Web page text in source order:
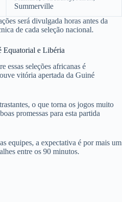
Summerville
será divulgada horas antes da
de cada seleção nacional.
Equatorial e Libéria
essas seleções africanas é
vitória apertada da Guiné
o que torna os jogos muito
promessas para esta partida
equipes, a expectativa é por mais um
entre os 90 minutos.